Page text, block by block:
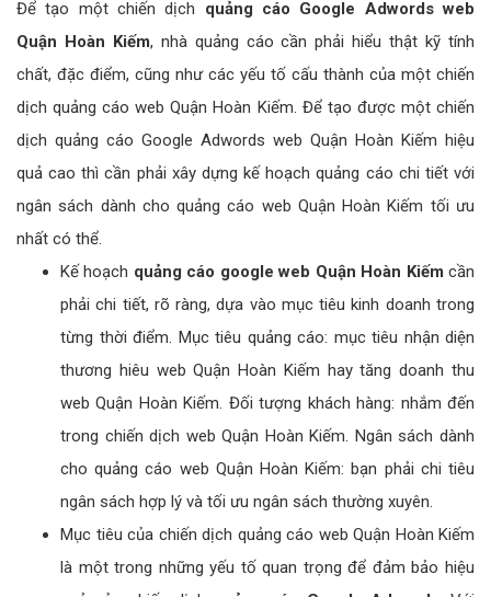
Để tạo một chiến dịch quảng cáo Google Adwords web
Quận Hoàn Kiếm, nhà quảng cáo cần phải hiểu thật kỹ tính
chất, đặc điểm, cũng như các yếu tố cấu thành của một chiến
dịch quảng cáo web Quận Hoàn Kiếm. Để tạo được một chiến
dịch quảng cáo Google Adwords web Quận Hoàn Kiếm hiệu
quả cao thì cần phải xây dựng kế hoạch quảng cáo chi tiết với
ngân sách dành cho quảng cáo web Quận Hoàn Kiếm tối ưu
nhất có thể.
Kế hoạch quảng cáo google web Quận Hoàn Kiếm cần
phải chi tiết, rõ ràng, dựa vào mục tiêu kinh doanh trong
từng thời điểm. Mục tiêu quảng cáo: mục tiêu nhận diện
thương hiêu web Quận Hoàn Kiếm hay tăng doanh thu
web Quận Hoàn Kiếm. Đối tượng khách hàng: nhắm đến
trong chiến dịch web Quận Hoàn Kiếm. Ngân sách dành
cho quảng cáo web Quận Hoàn Kiếm: bạn phải chi tiêu
ngân sách hợp lý và tối ưu ngân sách thường xuyên.
Mục tiêu của chiến dịch quảng cáo web Quận Hoàn Kiếm
là một trong những yếu tố quan trọng để đảm bảo hiệu